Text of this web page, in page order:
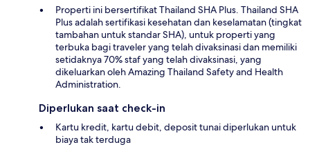
Properti ini bersertifikat Thailand SHA Plus. Thailand SHA
Plus adalah sertifikasi kesehatan dan keselamatan (tingkat
tambahan untuk standar SHA), untuk properti yang
terbuka bagi traveler yang telah divaksinasi dan memiliki
setidaknya 70% staf yang telah divaksinasi, yang
dikeluarkan oleh Amazing Thailand Safety and Health
Administration.
Diperlukan saat check-in
Kartu kredit, kartu debit, deposit tunai diperlukan untuk
biaya tak terduga